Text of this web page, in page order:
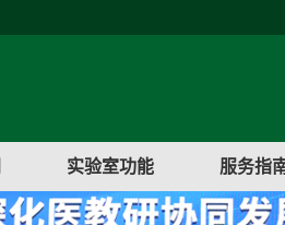
实验室功能 服务指